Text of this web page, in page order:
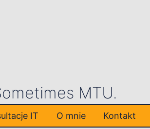
MTU.
IT O mnie Kontakt